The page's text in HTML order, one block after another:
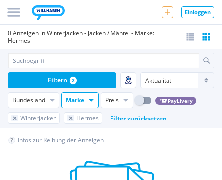
Einloggen
0 Anzeigen in Winterjacken - Jacken / Mäntel - Marke:
Hermes
Bundesland Marke Preis PayLivery
Winterjacken Hermes Filter zurücksetzen
Filtern 2
Infos zur Reihung der Anzeigen